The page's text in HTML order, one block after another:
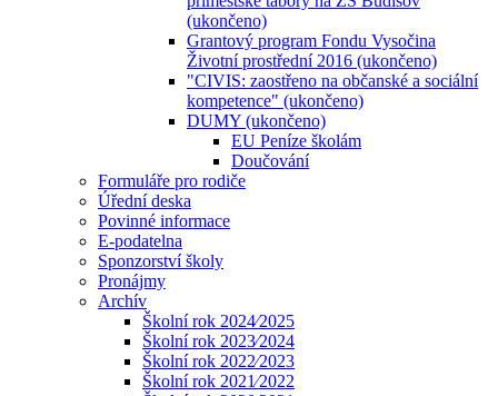
(ukončeno)
Grantový program Fondu Vysočina
Životní prostřední 2016 (ukončeno)
"CIVIS: zaostřeno na občanské a sociální
kompetence" (ukončeno)
DUMY (ukončeno)
EU Peníze školám
Doučování
Formuláře pro rodiče
Úřední deska
Povinné informace
E-podatelna
Sponzorství školy
Pronájmy
Archív
Školní rok 2024⁄2025
Školní rok 2023⁄2024
Školní rok 2022⁄2023
Školní rok 2021⁄2022